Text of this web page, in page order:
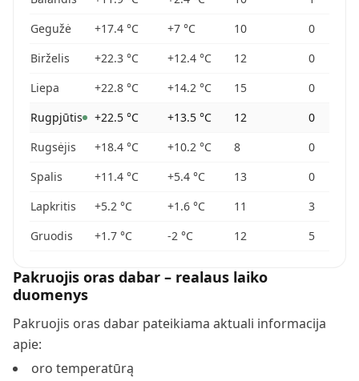
Gegužė
+17.4 °C +7 °C 10
0
Birželis
+22.3 °C +12.4 °C 12
0
Liepa
+22.8 °C +14.2 °C 15
0
Rugpjūtis
+22.5 °C +13.5 °C 12
0
Rugsėjis
+18.4 °C +10.2 °C 8
0
Spalis
+11.4 °C +5.4 °C 13
0
Lapkritis
+5.2 °C +1.6 °C 11
3
Gruodis
+1.7 °C -2 °C 12 5
Pakruojis oras dabar – realaus laiko
duomenys
Pakruojis oras dabar pateikiama aktuali informacija
apie:
oro temperatūrą